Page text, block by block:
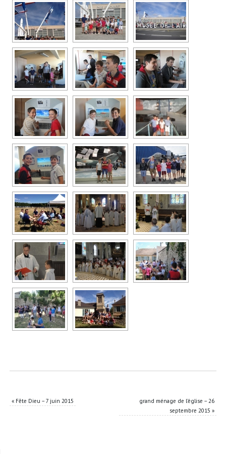
«Fête Dieu – 7 juin 2015
grand ménage de l’église – 26
septembre 2015»